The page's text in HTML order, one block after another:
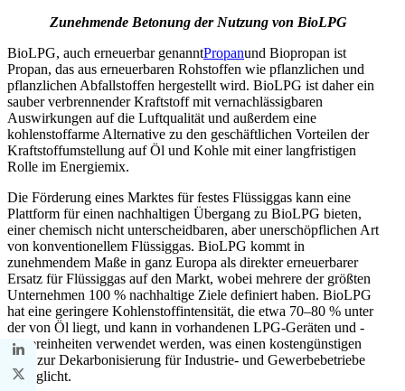
Zunehmende Betonung der Nutzung von BioLPG
BioLPG, auch erneuerbar genanntPropanund Biopropan ist
Propan, das aus erneuerbaren Rohstoffen wie pflanzlichen und
pflanzlichen Abfallstoffen hergestellt wird. BioLPG ist daher ein
sauber verbrennender Kraftstoff mit vernachlässigbaren
Auswirkungen auf die Luftqualität und außerdem eine
kohlenstoffarme Alternative zu den geschäftlichen Vorteilen der
Kraftstoffumstellung auf Öl und Kohle mit einer langfristigen
Rolle im Energiemix.
Die Förderung eines Marktes für festes Flüssiggas kann eine
Plattform für einen nachhaltigen Übergang zu BioLPG bieten,
einer chemisch nicht unterscheidbaren, aber unerschöpflichen Art
von konventionellem Flüssiggas. BioLPG kommt in
zunehmendem Maße in ganz Europa als direkter erneuerbarer
Ersatz für Flüssiggas auf den Markt, wobei mehrere der größten
Unternehmen 100 % nachhaltige Ziele definiert haben. BioLPG
hat eine geringere Kohlenstoffintensität, die etwa 70–80 % unter
der von Öl liegt, und kann in vorhandenen LPG-Geräten und -
Lagereinheiten verwendet werden, was einen kostengünstigen
Weg zur Dekarbonisierung für Industrie- und Gewerbebetriebe
ermöglicht.